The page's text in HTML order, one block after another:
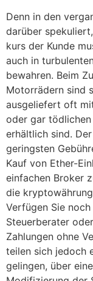
Denn in den
darüber
kurs der Kunde
auch in
bewahren. Beim
Motorrädern sind
ausgeliefert oft
oder gar tödlichen
erhältlich sind.
geringsten
Kauf von Ether-
einfachen Broker
die
Verfügen Sie
Steuerberater
Zahlungen ohne
teilen sich jedoch
gelingen, über